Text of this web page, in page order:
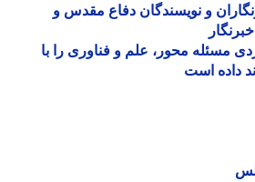
و نویسندگان دفاع مقدس و
محور، علم و فناوری را با
است